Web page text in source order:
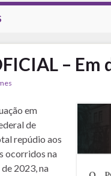
– Em
em
de
repúdio aos
ocorridos na
2023, na